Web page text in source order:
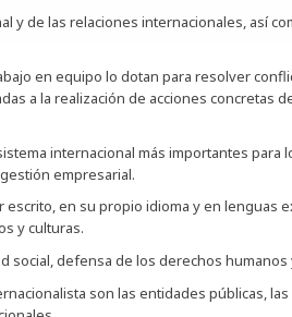
y de las relaciones internacionales, así
en equipo lo dotan para resolver
a la realización de acciones concretas
internacional más importantes para
empresarial.
en su propio idioma y en lenguas
y culturas.
social, defensa de los derechos
son las entidades públicas,